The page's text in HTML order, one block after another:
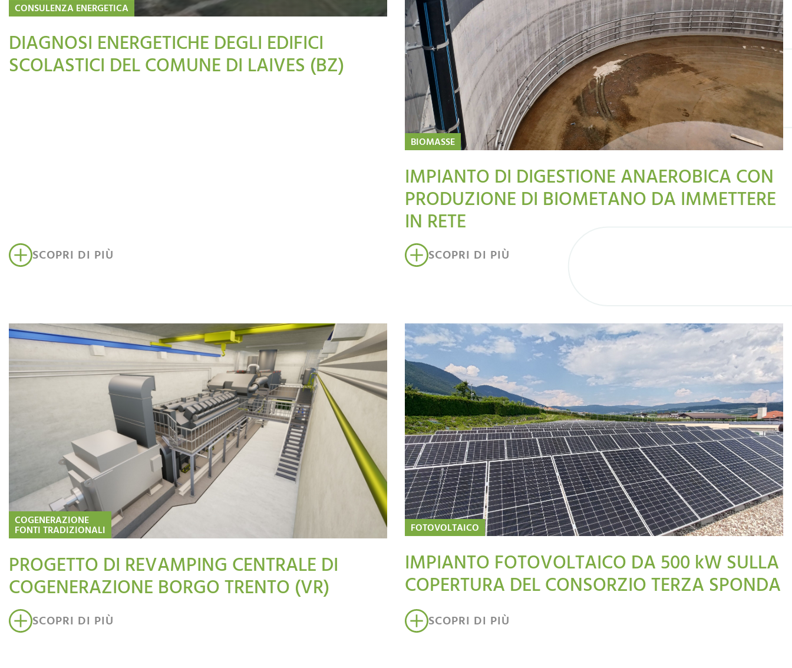
CONSULENZA ENERGETICA
DIAGNOSI ENERGETICHE DEGLI EDIFICI
SCOLASTICI DEL COMUNE DI LAIVES (BZ)
SCOPRI DI PIÙ
BIOMASSE
IMPIANTO DI DIGESTIONE ANAEROBICA CON
PRODUZIONE DI BIOMETANO DA IMMETTERE
IN RETE
SCOPRI DI PIÙ
COGENERAZIONE
FONTI TRADIZIONALI
PROGETTO DI REVAMPING CENTRALE DI
COGENERAZIONE BORGO TRENTO (VR)
SCOPRI DI PIÙ
FOTOVOLTAICO
IMPIANTO FOTOVOLTAICO DA 500 kW SULLA
COPERTURA DEL CONSORZIO TERZA SPONDA
SCOPRI DI PIÙ